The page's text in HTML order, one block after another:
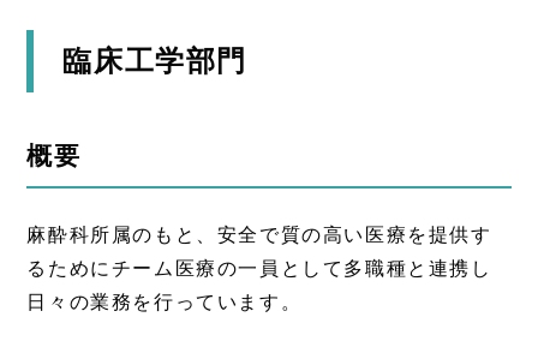
臨床工学部門
概要
麻酔科所属のもと、安全で質の高い医療を提供す
るためにチーム医療の一員として多職種と連携し
日々の業務を行っています。